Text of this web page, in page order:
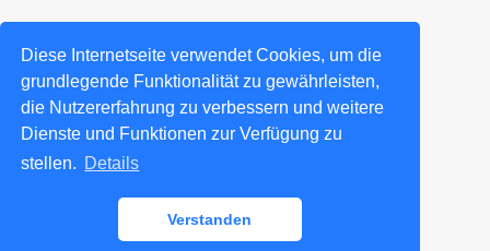
Diese Internetseite verwendet Cookies, um die
grundlegende Funktionalität zu gewährleisten,
die Nutzererfahrung zu verbessern und weitere
Dienste und Funktionen zur Verfügung zu
stellen. Details
Verstanden